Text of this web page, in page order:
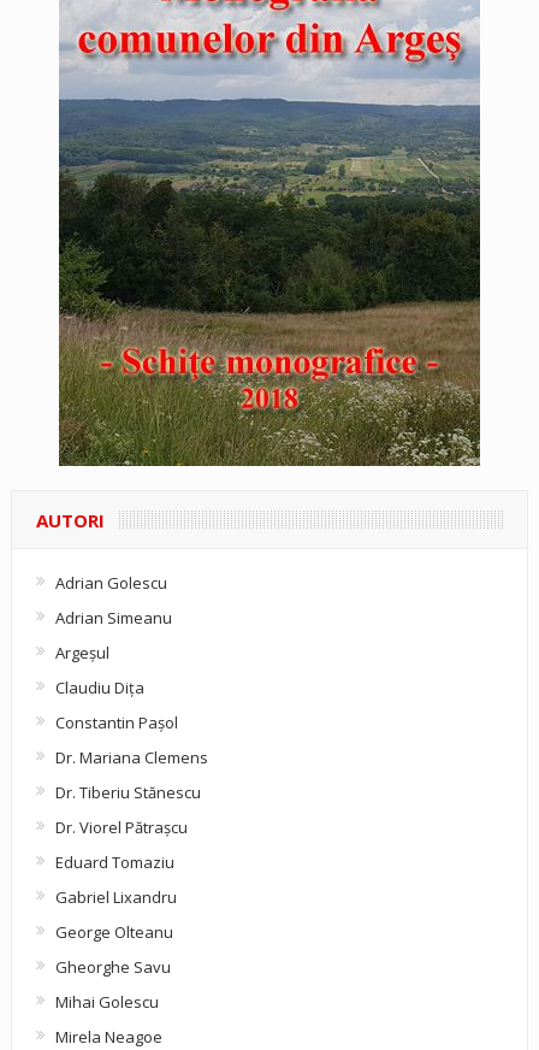
AUTORI
Adrian Golescu
Adrian Simeanu
Argeşul
Claudiu Diţa
Constantin Pașol
Dr. Mariana Clemens
Dr. Tiberiu Stănescu
Dr. Viorel Pătraşcu
Eduard Tomaziu
Gabriel Lixandru
George Olteanu
Gheorghe Savu
Mihai Golescu
Mirela Neagoe